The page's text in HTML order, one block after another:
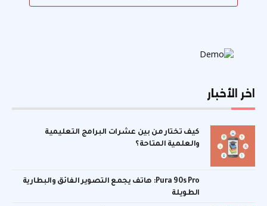
اخر الأخبار
كيف تختار من بين عشرات البرامج التعليمية
والعلمية المتاحة؟
Pura 90s Pro: هاتف يجمع التصوير الفائق والبطارية
الطويلة